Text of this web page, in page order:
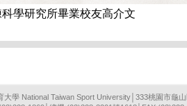
學研究所畢業校友高介文
大學 National Taiwan Sport University│333桃園市龜